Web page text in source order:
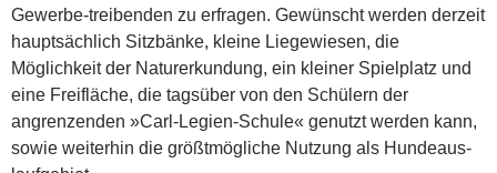
Gewerbe-treibenden zu erfragen. Gewünscht werden derzeit
hauptsächlich Sitzbänke, kleine Liegewiesen, die
Möglichkeit der Naturerkundung, ein kleiner Spielplatz und
eine Freifläche, die tagsüber von den Schülern der
angrenzenden »Carl-Legien-Schule« genutzt werden kann,
sowie weiterhin die größtmögliche Nutzung als Hundeaus-